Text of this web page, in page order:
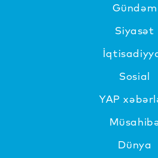
Gündəm
Siyasət
Sosial
YAP
Dünya